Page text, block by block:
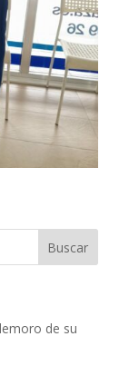
de su